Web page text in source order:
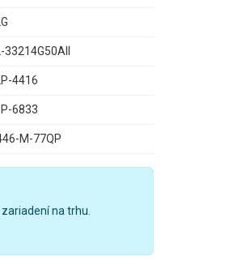
4416
6833
M-77QP
na trhu.